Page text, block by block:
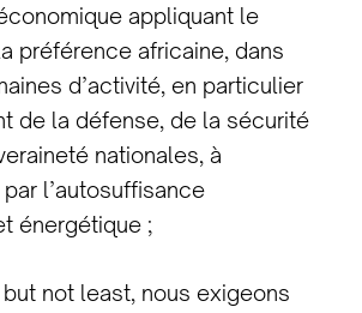
appliquant le
préférence africaine, dans
d’activité, en particulier
de la défense, de la sécurité
nationales, à
l’autosuffisance
énergétique ;
not least, nous exigeons